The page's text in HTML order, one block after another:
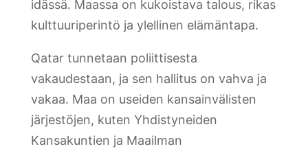
idässä. Maassa on kukoistava talous, rikas
kulttuuriperintö ja ylellinen elämäntapa.
Qatar tunnetaan poliittisesta
vakaudestaan, ja sen hallitus on vahva ja
vakaa. Maa on useiden kansainvälisten
järjestöjen, kuten Yhdistyneiden
Kansakuntien ja Maailman